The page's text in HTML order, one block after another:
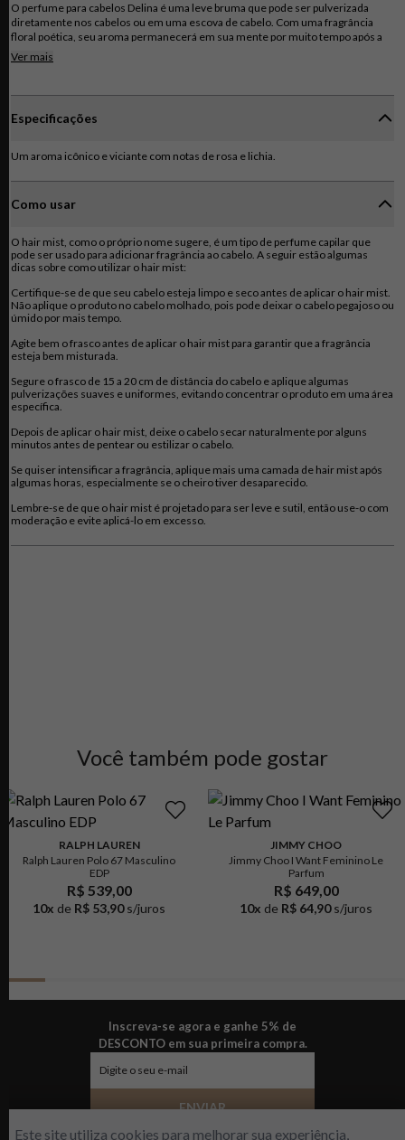
O perfume para cabelos Delina é uma leve bruma que pode ser pulverizada
diretamente nos cabelos ou em uma escova de cabelo. Com uma fragrância
floral poética, seu aroma permanecerá em sua mente por muito tempo após a
aplicação. Com um coração fragrante de rosa, possui o toque perfeito de
feminilidade moderna, concluindo na base com essência de madeira de
acompanhamento perfeito para o perfume Delina eau de parfum.
Ver mais
Especificações
Um aroma icônico e viciante com notas de rosa e lichia.
Como usar
O hair mist, como o próprio nome sugere, é um tipo de perfume capilar que
pode ser usado para adicionar fragrância ao cabelo. A seguir estão algumas
dicas sobre como utilizar o hair mist:
Certifique-se de que seu cabelo esteja limpo e seco antes de aplicar o hair mist.
Não aplique o produto no cabelo molhado, pois pode deixar o cabelo pegajoso ou
úmido por mais tempo.
Agite bem o frasco antes de aplicar o hair mist para garantir que a fragrância
esteja bem misturada.
Segure o frasco de 15 a 20 cm de distância do cabelo e aplique algumas
pulverizações suaves e uniformes, evitando concentrar o produto em uma área
específica.
Depois de aplicar o hair mist, deixe o cabelo secar naturalmente por alguns
minutos antes de pentear ou estilizar o cabelo.
Se quiser intensificar a fragrância, aplique mais uma camada de hair mist após
algumas horas, especialmente se o cheiro tiver desaparecido.
Lembre-se de que o hair mist é projetado para ser leve e sutil, então use-o com
moderação e evite aplicá-lo em excesso.
Você também pode gostar
RALPH LAUREN
Ralph Lauren Polo 67 Masculino
EDP
R$ 539,00
10x de R$ 53,90 s/juros
JIMMY CHOO
Jimmy Choo I Want Feminino Le
Parfum
R$ 649,00
10x de R$ 64,90 s/juros
Este site utiliza cookies para melhorar sua experiência,
Inscreva-se agora e ganhe 5% de
DESCONTO em sua primeira compra.
ENVIAR